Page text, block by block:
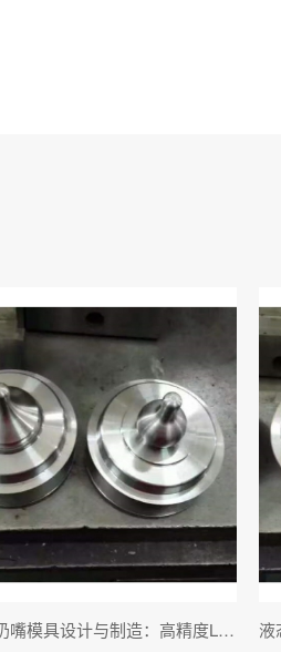
液态硅胶奶嘴模具设计与制造：高精度LSR奶嘴注塑模具定制